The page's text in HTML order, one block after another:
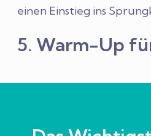
einen Einstieg ins
5. Warm-Up